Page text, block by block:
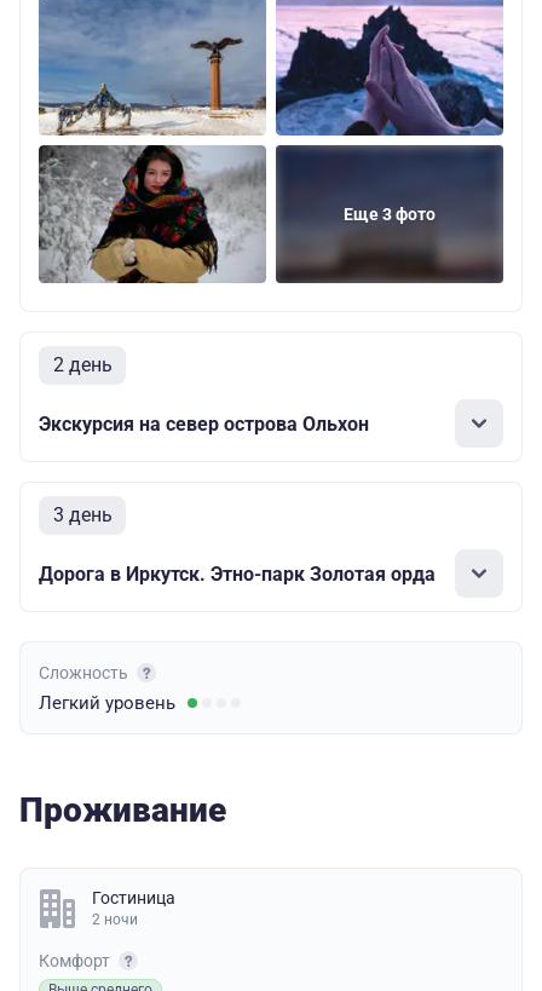
Еще 3 фото
2 день
Экскурсия на север острова Ольхон
3 день
Дорога в Иркутск. Этно-парк Золотая орда
Сложность
Легкий уровень
Проживание
Гостиница
2 ночи
Комфорт